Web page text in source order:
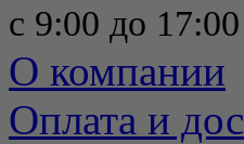
с 9:00 до
О компании
Оплата и